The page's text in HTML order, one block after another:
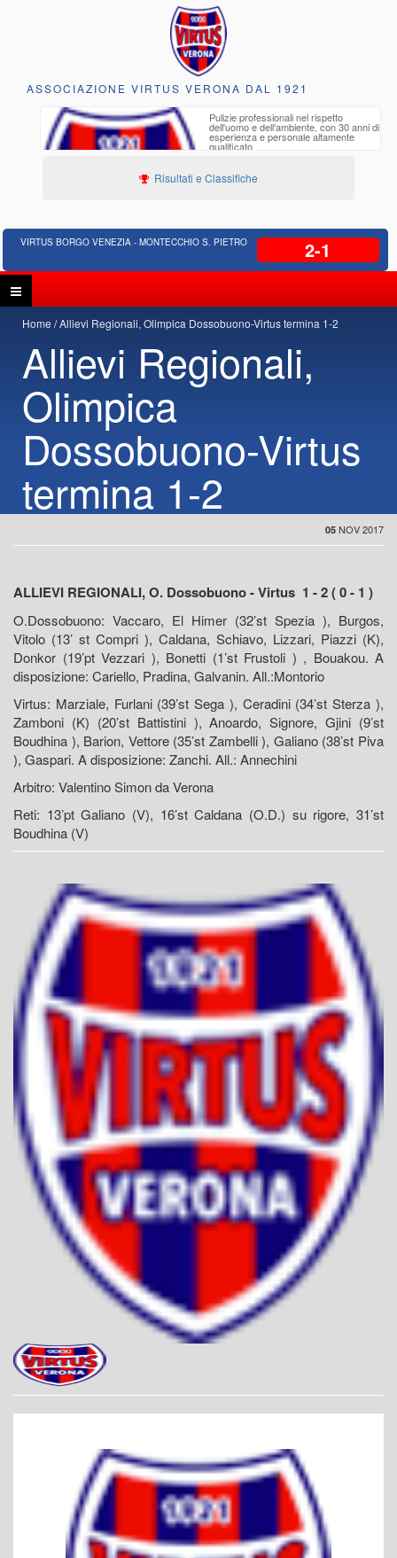
ASSOCIAZIONE VIRTUS VERONA DAL 1921
Pulizie professionali nel rispetto
dell'uomo e dell'ambiente, con 30 anni di
esperienza e personale altamente
qualificato
Risultati e Classifiche
VIRTUS BORGO VENEZIA - MONTECCHIO S. PIETRO 2-1
Home Allievi Regionali, Olimpica Dossobuono-Virtus termina 1-2
Allievi Regionali,
Olimpica
Dossobuono-Virtus
termina 1-2
05 NOV 2017
ALLIEVI REGIONALI, O. Dossobuono - Virtus 1 - 2 ( 0 - 1 )
O.Dossobuono: Vaccaro, El Himer (32’st Spezia ), Burgos,
Vitolo (13’ st Compri ), Caldana, Schiavo, Lizzari, Piazzi (K),
Donkor (19’pt Vezzari ), Bonetti (1’st Frustoli ) , Bouakou. A
disposizione: Cariello, Pradina, Galvanin. All.:Montorio
Virtus: Marziale, Furlani (39’st Sega ), Ceradini (34’st Sterza ),
Zamboni (K) (20’st Battistini ), Anoardo, Signore, Gjini (9’st
Boudhina ), Barion, Vettore (35’st Zambelli ), Galiano (38’st Piva
), Gaspari. A disposizione: Zanchi. All.: Annechini
Arbitro: Valentino Simon da Verona
Reti: 13’pt Galiano (V), 16’st Caldana (O.D.) su rigore, 31’st
Boudhina (V)